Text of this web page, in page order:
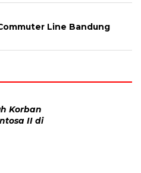
Line Bandung
Korban
II di